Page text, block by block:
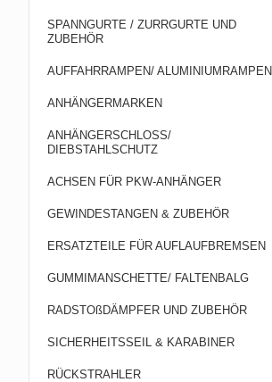
SPANNGURTE / ZURRGURTE UND
ZUBEHÖR
AUFFAHRRAMPEN/ ALUMINIUMRAMPEN
ANHÄNGERMARKEN
ANHÄNGERSCHLOSS/
DIEBSTAHLSCHUTZ
ACHSEN FÜR PKW-ANHÄNGER
GEWINDESTANGEN & ZUBEHÖR
ERSATZTEILE FÜR AUFLAUFBREMSEN
GUMMIMANSCHETTE/ FALTENBALG
RADSTOßDÄMPFER UND ZUBEHÖR
SICHERHEITSSEIL & KARABINER
RÜCKSTRAHLER